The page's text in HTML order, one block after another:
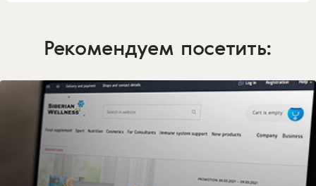
Рекомендуем посетить: